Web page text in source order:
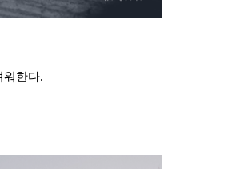
워한다.